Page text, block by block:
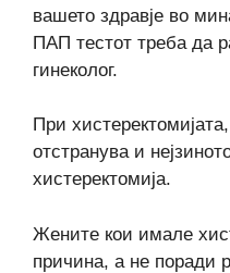
вашето здравје во
ПАП тестот треба да
гинеколог.
При
отстранува и
хистеректомија.
Жените кои имале
причина, а не поради